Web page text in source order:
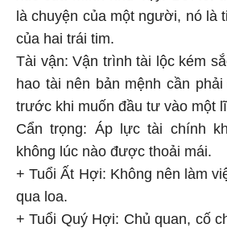
là chuyện của một người, nó là
của hai trái tim.
Tài vận: Vận trình tài lộc kém
hao tài nên bản mệnh cần
trước khi muốn đầu tư vào một
Cẩn trọng: Áp lực tài chính
không lúc nào được thoải mái.
+ Tuổi Ất Hợi: Không nên làm
qua loa.
+ Tuổi Quý Hợi: Chủ quan, cố